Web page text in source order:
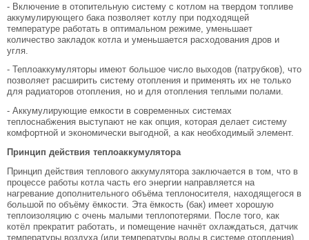
- Включение в отопительную систему с котлом на твердом топливе
аккумулирующего бака позволяет котлу при подходящей
температуре работать в оптимальном режиме, уменьшает
количество закладок котла и уменьшается расходования дров и
угля.
- Теплоаккумуляторы имеют большое число выходов (патрубков), что
позволяет расширить систему отопления и применять их не только
для радиаторов отопления, но и для отопления теплыми полами.
- Аккумулирующие емкости в современных системах
теплоснабжения выступают не как опция, которая делает систему
комфортной и экономически выгодной, а как необходимый элемент.
Принцип действия теплоаккумулятора
Принцип действия теплового аккумулятора заключается в том, что в
процессе работы котла часть его энергии направляется на
нагревание дополнительного объёма теплоносителя, находящегося в
большой по объёму ёмкости. Эта ёмкость (бак) имеет хорошую
теплоизоляцию с очень малыми теплопотерями. После того, как
котёл прекратит работать, и помещение начнёт охлаждаться, датчик
температуры воздуха (или температуры воды в системе отопления)